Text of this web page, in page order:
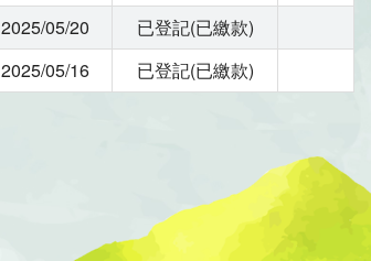
2025/05/20
已登記(已繳款)
2025/05/16 已登記(已繳款)